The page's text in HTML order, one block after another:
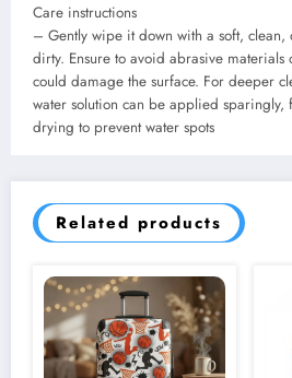
Care instructions
– Gently wipe it down with a soft,
dirty. Ensure to avoid abrasive materials
could damage the surface. For deeper
water solution can be applied sparingly,
drying to prevent water spots
Related products